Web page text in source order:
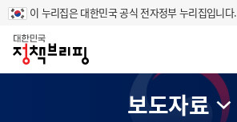
이 누리집은 대한민국 공식 전자정부 누리집입니다.
홈
보도자료